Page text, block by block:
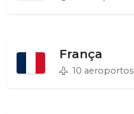
França
10 aeroportos